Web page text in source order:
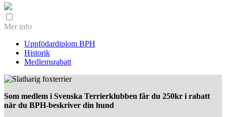
Mer info
Uppfödardiplom BPH
Historik
Medlemsrabatt
Som medlem i Svenska Terrierklubben får du 250kr i rabatt
när du BPH-beskriver din hund